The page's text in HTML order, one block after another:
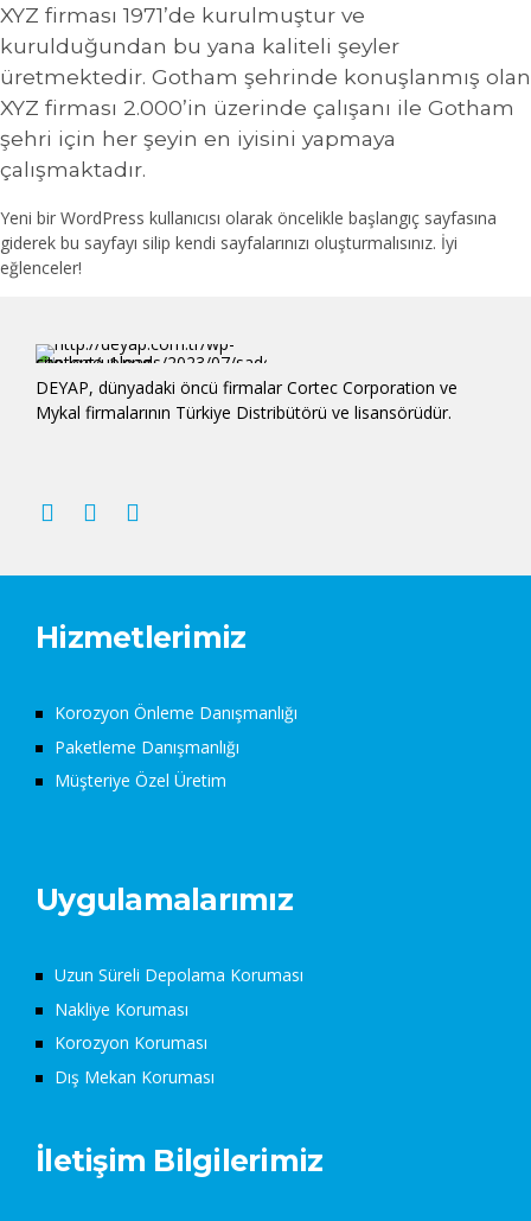
XYZ firması 1971’de kurulmuştur ve
kurulduğundan bu yana kaliteli şeyler
üretmektedir. Gotham şehrinde konuşlanmış olan
XYZ firması 2.000’in üzerinde çalışanı ile Gotham
şehri için her şeyin en iyisini yapmaya
çalışmaktadır.
Yeni bir WordPress kullanıcısı olarak öncelikle başlangıç sayfasına
giderek bu sayfayı silip kendi sayfalarınızı oluşturmalısınız. İyi
eğlenceler!
DEYAP, dünyadaki öncü firmalar Cortec Corporation ve
Mykal firmalarının Türkiye Distribütörü ve lisansörüdür.
Hizmetlerimiz
Korozyon Önleme Danışmanlığı
Paketleme Danışmanlığı
Müşteriye Özel Üretim
Uygulamalarımız
Uzun Süreli Depolama Koruması
Nakliye Koruması
Korozyon Koruması
Dış Mekan Koruması
İletişim Bilgilerimiz